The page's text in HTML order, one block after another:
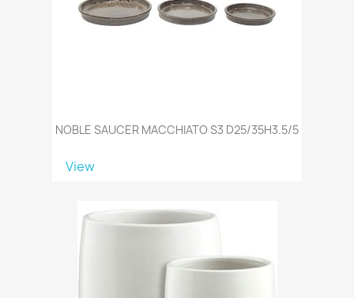
NOBLE SAUCER MACCHIATO S3 D25/35H3.5/5
View